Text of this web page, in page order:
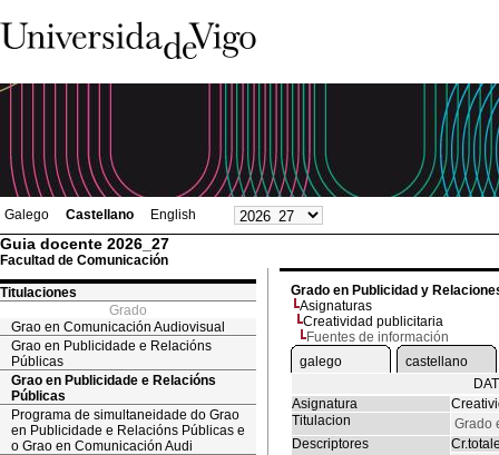
Galego Castellano English
Guia docente 2026_27
Facultad de Comunicación
Titulaciones
Grado
Grao en Comunicación Audiovisual
Grao en Publicidade e Relacións
Públicas
Grao en Publicidade e Relacións
Públicas
Programa de simultaneidade do Grao
en Publicidade e Relacións Públicas e
o Grao en Comunicación Audi
Grado en Publicidad y
Asignaturas
Creatividad publicitaria
Fuentes de información
galego
castellano
Asignatura
Titulacion
Grado
Descriptores